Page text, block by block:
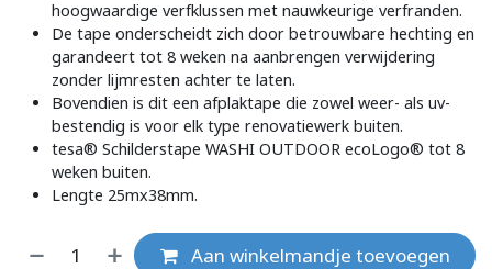
hoogwaardige verfklussen met nauwkeurige verfranden.
De tape onderscheidt zich door betrouwbare hechting en
garandeert tot 8 weken na aanbrengen verwijdering
zonder lijmresten achter te laten.
Bovendien is dit een afplaktape die zowel weer- als uv-
bestendig is voor elk type renovatiewerk buiten.
tesa® Schilderstape WASHI OUTDOOR ecoLogo® tot 8
weken buiten.
Lengte 25mx38mm.
Aan winkelmandje toevoegen